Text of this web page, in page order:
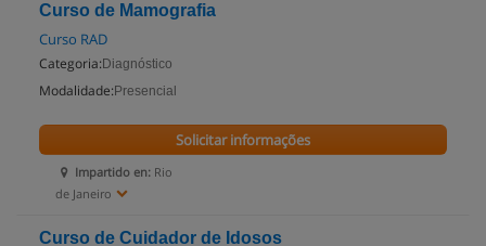
Curso de Mamografia
Curso RAD
Categoria: Diagnóstico
Modalidade: Presencial
Impartido en: Rio
de Janeiro
Solicitar informações
Curso de Cuidador de Idosos